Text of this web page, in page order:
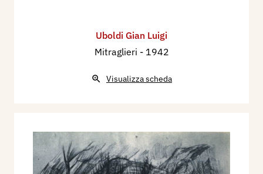
Uboldi Gian Luigi
Mitraglieri - 1942
Visualizza scheda